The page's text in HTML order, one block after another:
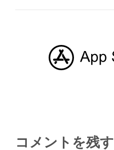
コメントを残す